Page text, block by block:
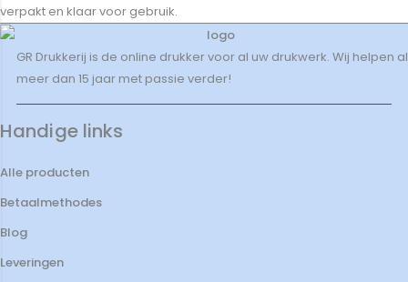
verpakt en klaar voor gebruik.
GR Drukkerij is de online drukker voor al uw drukwerk. Wij helpen al
meer dan 15 jaar met passie verder!
Handige links
Alle producten
Betaalmethodes
Blog
Leveringen